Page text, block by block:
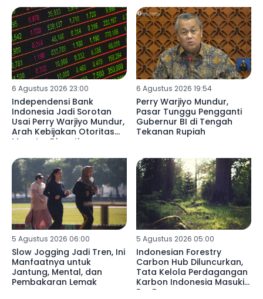
6 Agustus 2026 23:00
Independensi Bank
Indonesia Jadi Sorotan
Usai Perry Warjiyo Mundur,
Arah Kebijakan Otoritas
Moneter Dinanti
6 Agustus 2026 19:54
Perry Warjiyo Mundur,
Pasar Tunggu Pengganti
Gubernur BI di Tengah
Tekanan Rupiah
5 Agustus 2026 06:00
Slow Jogging Jadi Tren, Ini
Manfaatnya untuk
Jantung, Mental, dan
Pembakaran Lemak
5 Agustus 2026 05:00
Indonesian Forestry
Carbon Hub Diluncurkan,
Tata Kelola Perdagangan
Karbon Indonesia Masuki
Era Baru